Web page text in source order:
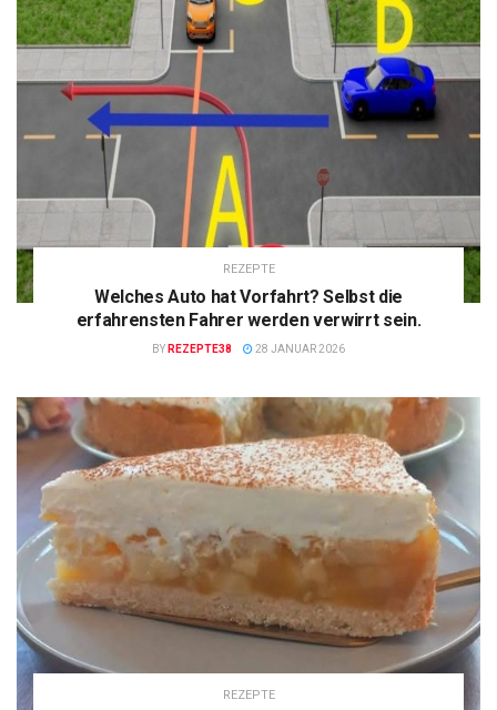
REZEPTE
Welches Auto hat Vorfahrt? Selbst die
erfahrensten Fahrer werden verwirrt sein.
BY REZEPTE38 28 JANUAR 2026
REZEPTE